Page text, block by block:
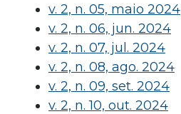
v. 2, n. 05, maio 2024
v. 2, n. 06, jun. 2024
v. 2, n. 07, jul. 2024
v. 2, n. 08, ago. 2024
v. 2, n. 09, set. 2024
v. 2, n. 10, out. 2024